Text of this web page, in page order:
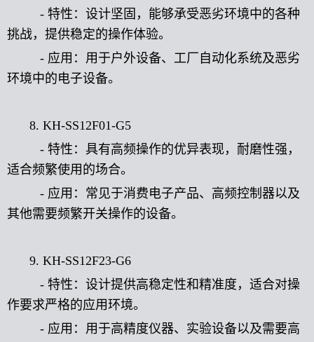
- 特性：设计坚固，能够承受恶劣环境中的各种
挑战，提供稳定的操作体验。
- 应用：用于户外设备、工厂自动化系统及恶劣
环境中的电子设备。
8. KH-SS12F01-G5
- 特性：具有高频操作的优异表现，耐磨性强，
适合频繁使用的场合。
- 应用：常见于消费电子产品、高频控制器以及
其他需要频繁开关操作的设备。
9. KH-SS12F23-G6
- 特性：设计提供高稳定性和精准度，适合对操
作要求严格的应用环境。
- 应用：用于高精度仪器、实验设备以及需要高